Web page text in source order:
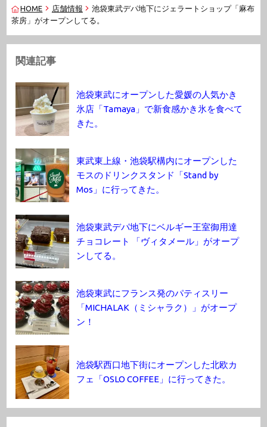
HOME 店舗情報
池袋東武デパ地下にジェラートショップ「麻布
茶房」がオープンしてる。
関連記事
池袋東武にオープンした愛媛の人気かき
氷店「Tamaya」で新食感かき氷を食べて
きた。
東武東上線・池袋駅構内にオープンした
モスのドリンクスタンド「Stand by
Mos」に行ってきた。
池袋東武デパ地下にベルギー王室御用達
チョコレート 「ヴィタメール」がオープ
ンしてる。
池袋東武にフランス発のパティスリー
「MICHALAK（ミシャラク）」がオープ
ン！
池袋駅西口地下街にオープンした北欧カ
フェ「OSLO COFFEE」に行ってきた。